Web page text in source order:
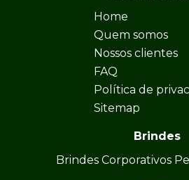
Home
Quem somos
Nossos clientes
FAQ
Política de
Sitemap
Brindes
Brindes Corporativos